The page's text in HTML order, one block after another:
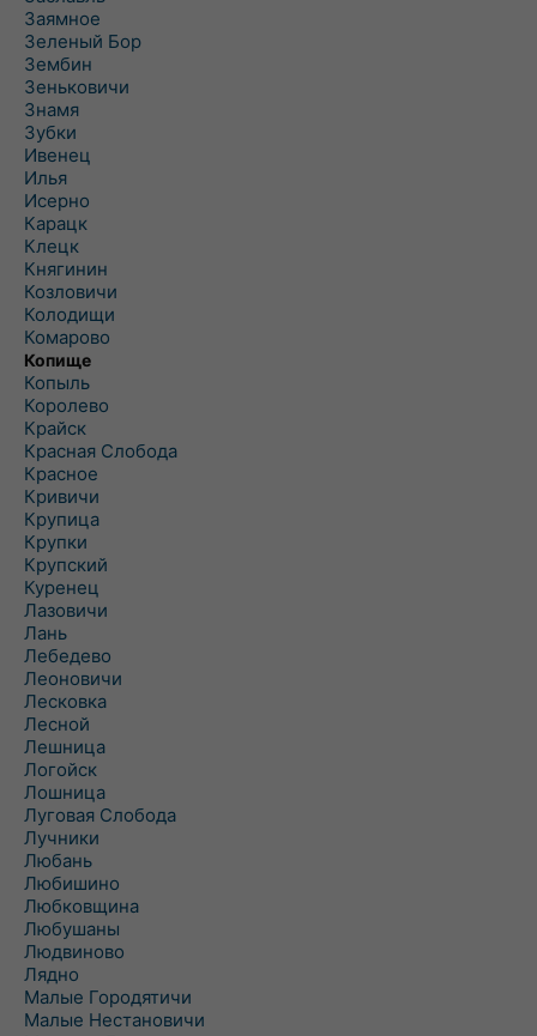
Заямное
Зеленый Бор
Зембин
Зеньковичи
Знамя
Зубки
Ивенец
Илья
Исерно
Карацк
Клецк
Княгинин
Козловичи
Колодищи
Комарово
Копище
Копыль
Королево
Крайск
Красная Слобода
Красное
Кривичи
Крупица
Крупки
Крупский
Куренец
Лазовичи
Лань
Лебедево
Леоновичи
Лесковка
Лесной
Лешница
Логойск
Лошница
Луговая Слобода
Лучники
Любань
Любишино
Любковщина
Любушаны
Людвиново
Лядно
Малые Городятичи
Малые Нестановичи